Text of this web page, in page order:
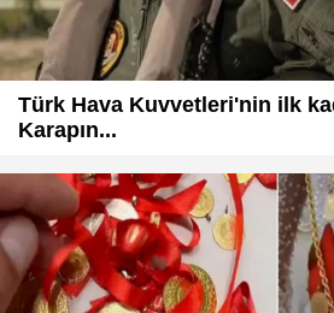
Türk Hava Kuvvetleri'nin ilk
Karapın...